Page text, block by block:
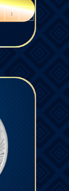
-